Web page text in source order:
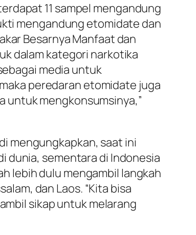
11 sampel mengandung
mengandung etomidate dan
Besarnya Manfaat dan
dalam kategori narkotika
media untuk
peredaran etomidate juga
untuk mengkonsumsinya,”
mengungkapkan, saat ini
dunia, sementara di Indonesia
lebih dulu mengambil langkah
dan Laos. “Kita bisa
sikap untuk melarang